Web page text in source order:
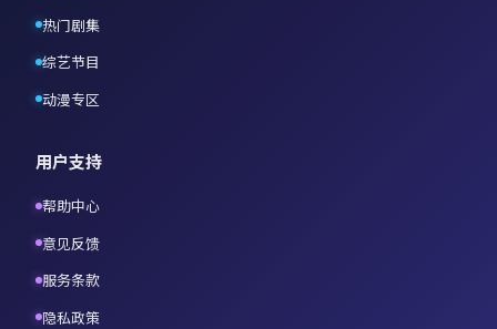
热门剧集
综艺节目
动漫专区
用户支持
帮助中心
意见反馈
服务条款
隐私政策